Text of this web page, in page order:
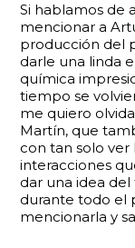
Si hablamos de
mencionar a
producción del
darle una linda
química
tiempo se
me quiero
Martín, que
con tan solo ver
interacciones
dar una idea
durante todo el
mencionarla y